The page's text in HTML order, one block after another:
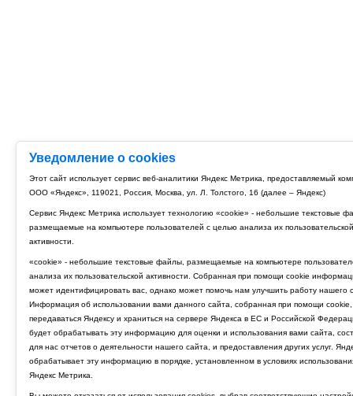
Уведомление о cookies
Этот сайт использует сервис веб-аналитики Яндекс Метрика, предоставляемый
ООО «Яндекс», 119021, Россия, Москва, ул. Л. Толстого, 16 (далее – Яндекс)
Сервис Яндекс Метрика использует технологию «cookie» - небольшие текстовые
размещаемые на компьютере пользователей с целью анализа их пользовательской
активности.
«cookie» - небольшие текстовые файлы, размещаемые на компьютере
анализа их пользовательской активности. Собранная при помощи cookie
может идентифицировать вас, однако может помочь нам улучшить работу нашего
Информация об использовании вами данного сайта, собранная при помощи cookie,
передаваться Яндексу и храниться на сервере Яндекса в ЕС и Российской
будет обрабатывать эту информацию для оценки и использования вами сайта,
для нас отчетов о деятельности нашего сайта, и предоставления других услуг.
обрабатывает эту информацию в порядке, установленном в условиях
Яндекс Метрика.